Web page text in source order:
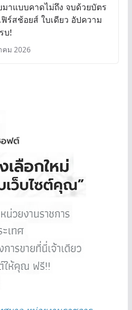
มาแบบคาดไม่ถึง จบด้วยบัตร
ฟิร์สช้อยส์ ใบเดียว อัปความ
บ!
คม 2026